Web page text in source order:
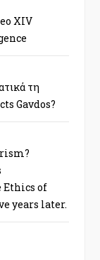
XIV
τη
Gavdos?
Ethics of
years later.